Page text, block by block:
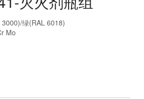
绿(RAL 6018)
Mo